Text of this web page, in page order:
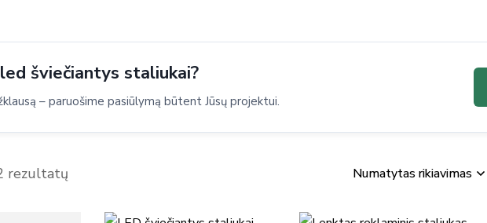
šviečiantys staliukai?
– paruošime pasiūlymą būtent Jūsų projektui.
rezultatų Numatytas rikiavimas